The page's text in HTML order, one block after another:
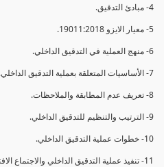
4- مبادئ التدقيق.
5- معيار الايزو 19011:2018.
6- منهج العملية في التدقيق الداخلي.
7- الأساسيات المتعلقة بعملية التدقيق الداخلي.
8- تعريف عدم المطابقة والملاحظات.
9- الترتيب والتنظيم للتدقيق الداخلي.
10- خطوات عملية التدقيق الداخلي.
11- تنفيذ عملية التدقيق الداخلي والاجتماع الافتتاحي.